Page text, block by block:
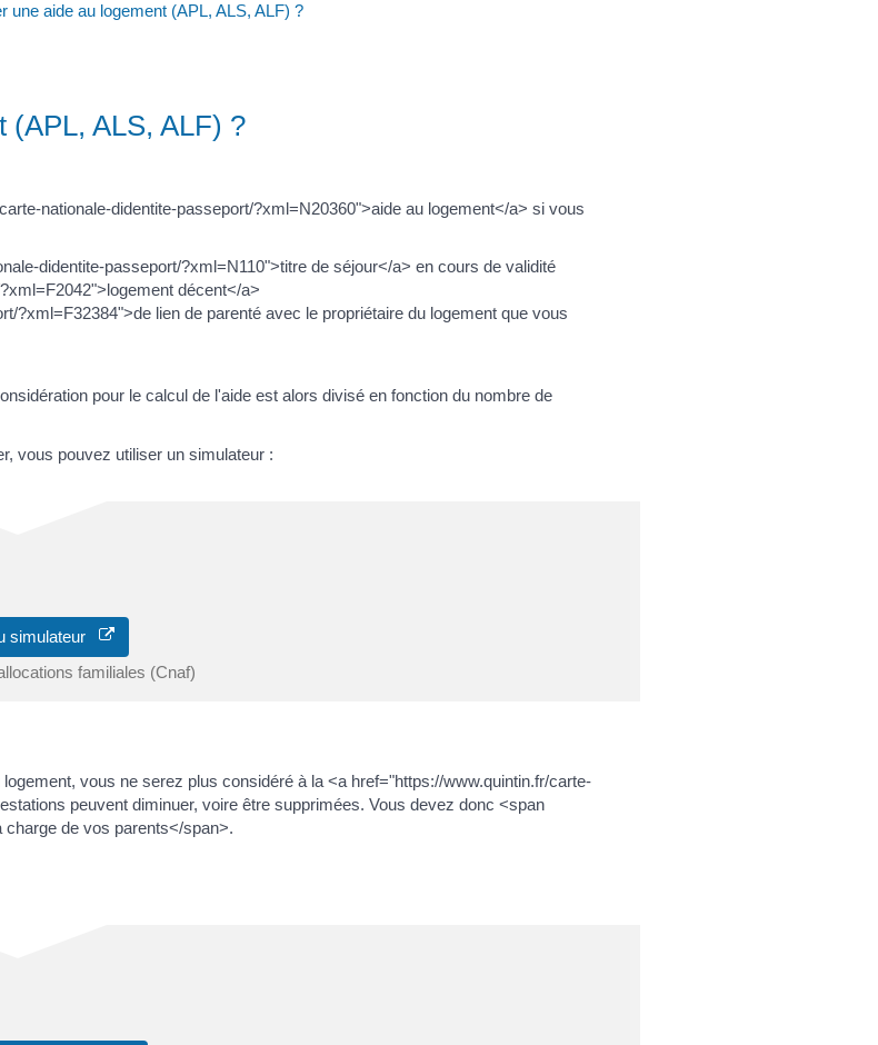
une aide au logement (APL, ALS, ALF) ?
(APL, ALS, ALF) ?
nationale-didentite-passeport/?xml=N20360">aide au logement</a> si vous
didentite-passeport/?xml=N110">titre de séjour</a> en cours de validité
décent</a>
?xml=F32384">de lien de parenté avec le propriétaire du logement que vous
pour le calcul de l'aide est alors divisé en fonction du nombre de
vous pouvez utiliser un simulateur :
simulateur
familiales (Cnaf)
vous ne serez plus considéré à la <a href="https://www.quintin.fr/carte-
peuvent diminuer, voire être supprimées. Vous devez donc <span
de vos parents</span>.